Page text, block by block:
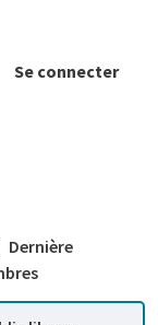
Se connecter
Dernière